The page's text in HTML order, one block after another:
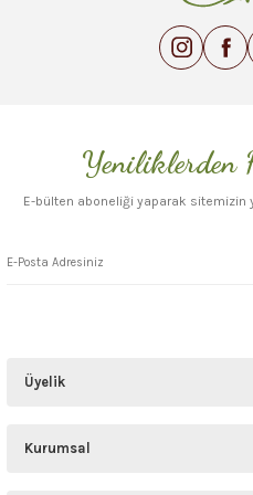
Yeniliklerden
E-bülten aboneliği yaparak sitemizin
Üyelik
Kurumsal